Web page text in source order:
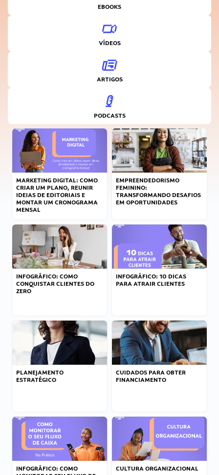
EBOOKS
VÍDEOS
ARTIGOS
PODCASTS
MARKETING DIGITAL: COMO
CRIAR UM PLANO, REUNIR
IDEIAS DE EDITORIAIS E
MONTAR UM CRONOGRAMA
MENSAL
EMPREENDEDORISMO
FEMININO:
TRANSFORMANDO DESAFIOS
EM OPORTUNIDADES
INFOGRÁFICO: COMO
CONQUISTAR CLIENTES DO
ZERO
INFOGRÁFICO: 10 DICAS
PARA ATRAIR CLIENTES
PLANEJAMENTO
ESTRATÉGICO
CUIDADOS PARA OBTER
FINANCIAMENTO
INFOGRÁFICO: COMO
CULTURA ORGANIZACIONAL